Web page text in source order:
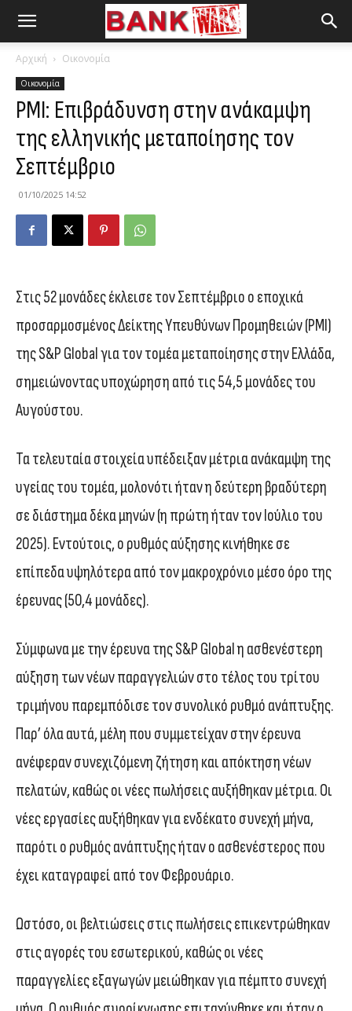
Αρχική Οικονομία
Οικονομία
PMI: Επιβράδυνση στην ανάκαμψη
της ελληνικής μεταποίησης τον
Σεπτέμβριο
01/10/2025 14:52
Στις 52 μονάδες έκλεισε τον Σεπτέμβριο ο εποχικά
προσαρμοσμένος Δείκτης Υπευθύνων Προμηθειών (PMI)
της S&P Global για τον τομέα μεταποίησης στην Ελλάδα,
σημειώνοντας υποχώρηση από τις 54,5 μονάδες του
Αυγούστου.
Τα τελευταία στοιχεία υπέδειξαν μέτρια ανάκαμψη της
υγείας του τομέα, μολονότι ήταν η δεύτερη βραδύτερη
σε διάστημα δέκα μηνών (η πρώτη ήταν τον Ιούλιο του
2025). Εντούτοις, ο ρυθμός αύξησης κινήθηκε σε
επίπεδα υψηλότερα από τον μακροχρόνιο μέσο όρο της
έρευνας (50,4 μονάδες).
Σύμφωνα με την έρευνα της S&P Global η ασθενέστερη
αύξηση των νέων παραγγελιών στο τέλος του τρίτου
τριμήνου παρεμπόδισε τον συνολικό ρυθμό ανάπτυξης.
Παρ’ όλα αυτά, μέλη που συμμετείχαν στην έρευνα
ανέφεραν συνεχιζόμενη ζήτηση και απόκτηση νέων
πελατών, καθώς οι νέες πωλήσεις αυξήθηκαν μέτρια. Οι
νέες εργασίες αυξήθηκαν για ενδέκατο συνεχή μήνα,
παρότι ο ρυθμός ανάπτυξης ήταν ο ασθενέστερος που
έχει καταγραφεί από τον Φεβρουάριο.
Ωστόσο, οι βελτιώσεις στις πωλήσεις επικεντρώθηκαν
στις αγορές του εσωτερικού, καθώς οι νέες
παραγγελίες εξαγωγών μειώθηκαν για πέμπτο συνεχή